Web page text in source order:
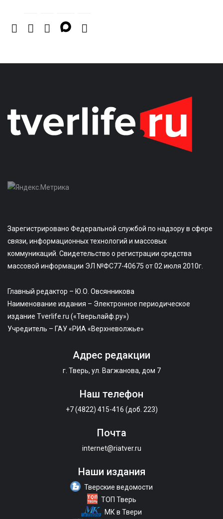
Зарегистрировано Федеральной службой по надзору в сфере
связи, информационных технологий и массовых
коммуникаций. Свидетельство о регистрации средства
массовой информации ЭЛ №ФС77-40675 от 02 июля 2010г.
Главный редактор – Ю.О. Овсянникова
Наименование издания – Электронное периодическое
издание Tverlife.ru («Тверьлайф.ру»)
Учредитель – ГАУ «РИА «Верхневолжье»
Адрес редакции
г. Тверь, ул. Вагжанова, дом 7
Наш телефон
+7 (4822) 415-416 (доб. 223)
Почта
internet@riatver.ru
Наши издания
Тверские ведомости
ТОП Тверь
МК в Твери